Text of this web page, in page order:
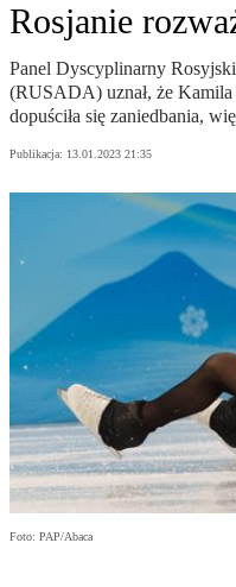
Rosjanie
Panel Dyscyplinarny
(RUSADA) uznał, że
dopuściła się zaniedbania,
Publikacja: 13.01.2023 21:35
Foto: PAP/Abaca